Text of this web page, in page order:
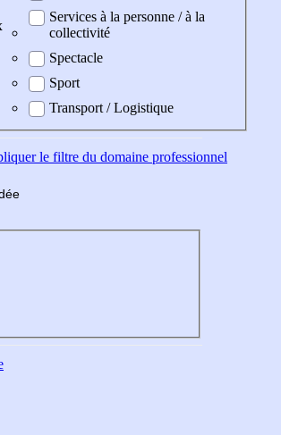
Services à la personne / à la
collectivité
Spectacle
Sport
Transport / Logistique
le filtre du domaine professionnel